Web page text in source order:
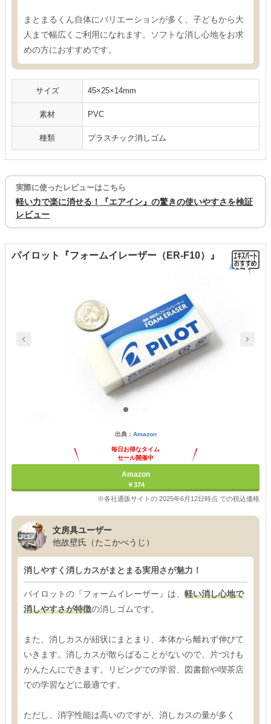
まとまるくん自体にバリエーションが多く、子どもから大
人まで幅広くご利用になれます。ソフトな消し心地をお求
めの方におすすめです。
サイズ 45×25×14mm
素材 PVC
種類 プラスチック消しゴム
実際に使ったレビューはこちら
軽い力で楽に消せる！『エアイン』の驚きの使いやすさを検証
レビュー
パイロット『フォームイレーザー（ER-F10）』
出典： Amazon
毎日お得なタイム
セール開催中
Amazon
￥374
※各社通販サイトの 2025年6月12日時点 での税込価格
文房具ユーザー
他故壁氏（たこかべうじ）
消しやすく消しカスがまとまる実用さが魅力！
パイロットの『フォームイレーザー』は、 軽い消し心地で
消しやすさが特徴の消しゴムです。
また、消しカスが紐状にまとまり、本体から離れず伸びて
いきます。消しカスが散らばることがないので、片づけも
かんたんにできます。リビングでの学習、図書館や喫茶店
での学習などに最適です。
ただし、消字性能は高いのですが、消しカスの量が多く